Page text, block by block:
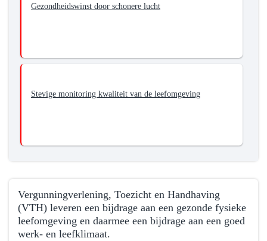
Gezondheidswinst door schonere lucht
Stevige monitoring kwaliteit van de leefomgeving
Vergunningverlening, Toezicht en Handhaving
(VTH) leveren een bijdrage aan een gezonde fysieke
leefomgeving en daarmee een bijdrage aan een goed
werk- en leefklimaat.